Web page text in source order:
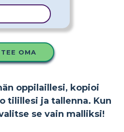
TEE OMA
oppilaillesi, kopioi
tilillesi ja tallenna. Kun
se vain malliksi!